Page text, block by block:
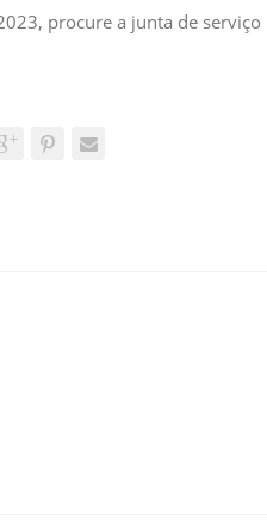
procure a junta de